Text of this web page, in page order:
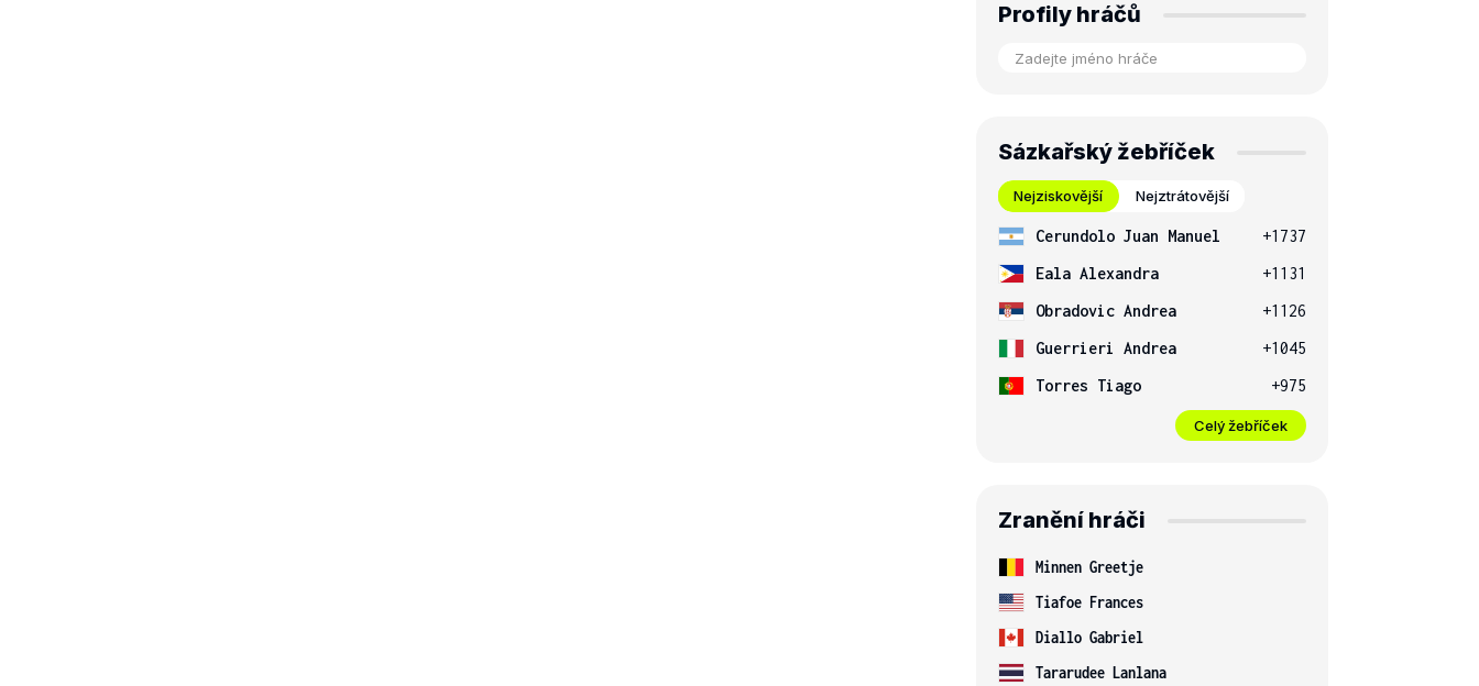
Profily hráčů
Sázkařský žebříček
Nejziskovější Nejztrátovější
Cerundolo Juan Manuel
+1737
Eala Alexandra
+1131
Obradovic Andrea
+1126
Guerrieri Andrea
+1045
Torres Tiago
+975
Celý žebříček
Zranění hráči
Minnen Greetje
Tiafoe Frances
Diallo Gabriel
Tararudee Lanlana